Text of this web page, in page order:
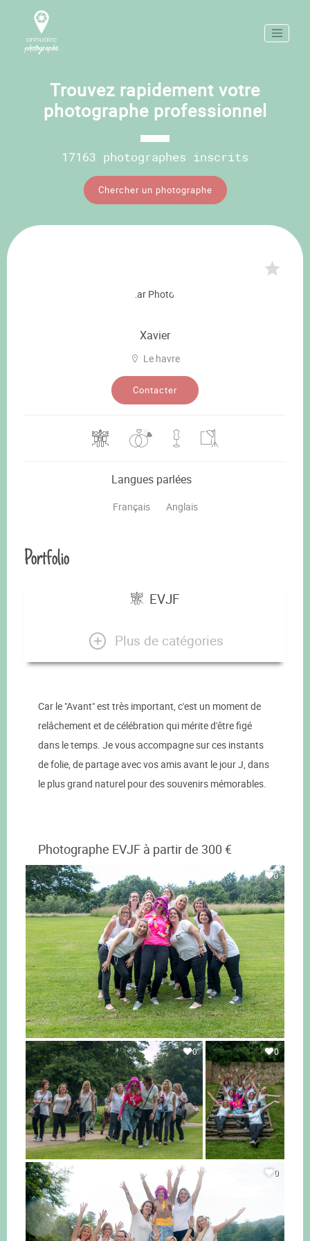
Trouvez rapidement votre
photographe professionnel
17163 photographes inscrits
Chercher un photographe
Xavier
Le havre
Contacter
Langues parlées
Français Anglais
Portfolio
EVJF
Plus de catégories
Car le "Avant" est très important, c'est un moment de
relâchement et de célébration qui mérite d'être figé
dans le temps. Je vous accompagne sur ces instants
de folie, de partage avec vos amis avant le jour J, dans
le plus grand naturel pour des souvenirs mémorables.
Photographe EVJF à partir de 300 €
0
0 0
0